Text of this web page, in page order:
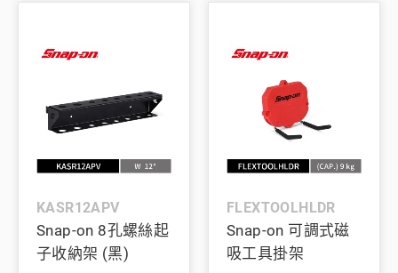
KASR12APV
Snap-on 8孔螺絲起
子收納架 (黑)
FLEXTOOLHLDR
Snap-on 可調式磁
吸工具掛架